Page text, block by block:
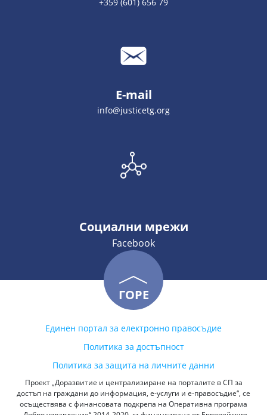
E-mail
info@justicetg.org
Социални мрежи
Facebook
ГОРЕ
Единен портал за електронно правосъдие
Политика за достъпност
Политика за защита на личните данни
Проект „Доразвитие и централизиране на порталите в СП за
достъп на граждани до информация, е-услуги и е-правосъдие“, се
осъществява с финансовата подкрепа на Оперативна програма